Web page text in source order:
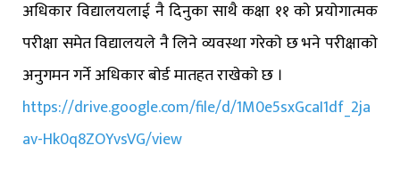
अधिकार विद्यालयलाई नै दिनुका साथै कक्षा ११ काे प्रयाेगात्मक
परीक्षा समेत विद्यालयले नै लिने व्यवस्था गरेकाे छ भने परीक्षाकाे
अनुगमन गर्ने अधिकार बाेर्ड मातहत राखेकाे छ ।
https://drive.google.com/file/d/1M0e5sxGcaI1df_2ja
av-Hk0q8ZOYvsVG/view